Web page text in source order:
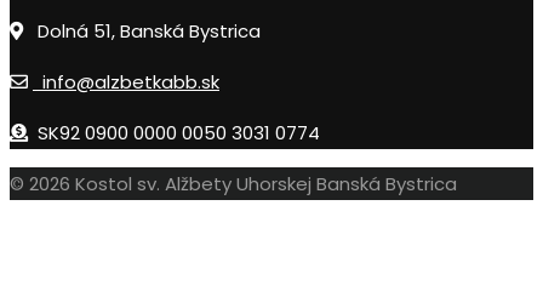
Dolná 51, Banská Bystrica
info@alzbetkabb.sk
SK92 0900 0000 0050 3031 0774
© 2026 Kostol sv. Alžbety Uhorskej Banská Bystrica